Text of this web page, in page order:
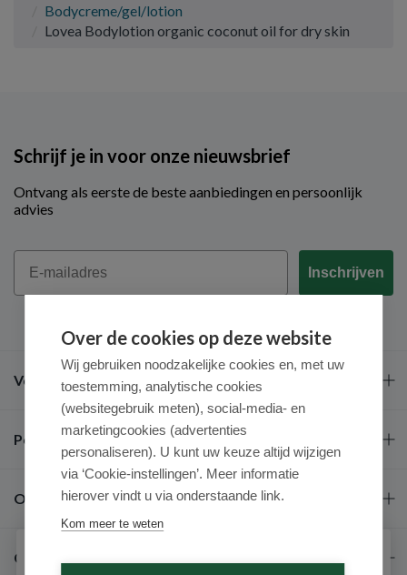
Bodycreme/gel/lotion
Lovea Bodylotion organic coconut oil for dry skin
Schrijf je in voor onze nieuwsbrief
Ontvang als eerste de beste aanbiedingen en persoonlijk
advies
Email
Inschrijven
Veel gestelde vragen
Populaire merken
Over ons
Contact
Over de cookies op deze website
Wij gebruiken noodzakelijke cookies en, met uw
toestemming, analytische cookies
(websitegebruik meten), social-media- en
marketingcookies (advertenties
personaliseren). U kunt uw keuze altijd wijzigen
via ‘Cookie-instellingen’. Meer informatie
hierover vindt u via onderstaande link.
Kom meer te weten
Schrijf je in voor onze nieuwsbrief